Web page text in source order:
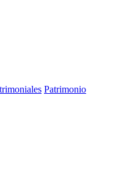
Patrimonio